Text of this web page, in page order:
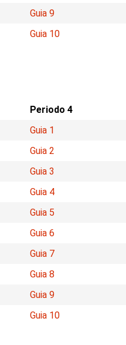
Guia 9
Guia 10
Periodo 4
Guia 1
Guia 2
Guia 3
Guia 4
Guia 5
Guia 6
Guia 7
Guia 8
Guia 9
Guia 10